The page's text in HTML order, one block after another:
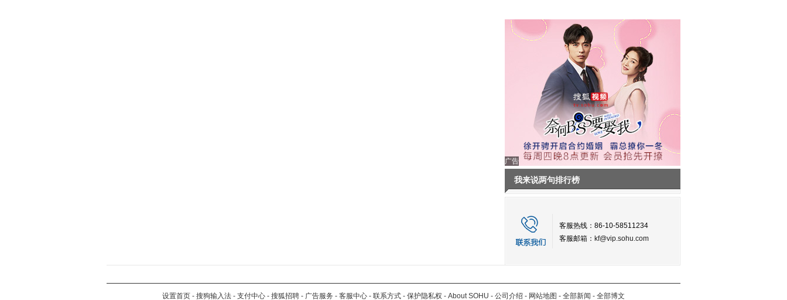
广告
我来说两句排行榜
客服热线：86-10-58511234
客服邮箱： kf@vip.sohu.com
设置首页 - 搜狗输入法 - 支付中心 - 搜狐招聘 - 广告服务 - 客服中心 - 联系方式 - 保护隐私权 - About SOHU - 公司介绍 - 网站地图 - 全部新闻 - 全部博文